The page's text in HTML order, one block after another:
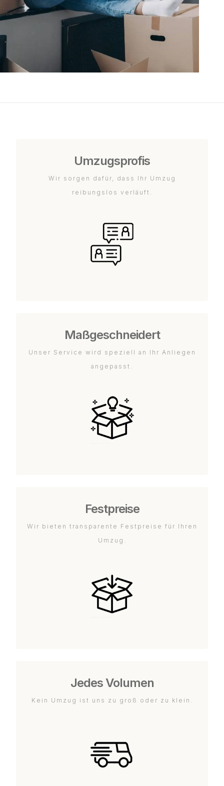
Umzugsprofis
Wir sorgen dafür, dass Ihr Umzug
reibungslos verläuft.
Maßgeschneidert
Unser Service wird speziell an Ihr Anliegen
angepasst.
Festpreise
Wir bieten transparente Festpreise für Ihren
Umzug.
Jedes Volumen
Kein Umzug ist uns zu groß oder zu klein.